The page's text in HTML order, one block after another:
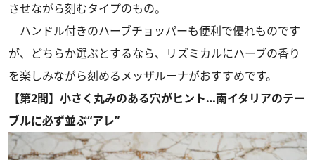
させながら刻むタイプのもの。
ハンドル付きのハーブチョッパーも便利で優れものです
が、どちらか選ぶとするなら、リズミカルにハーブの香り
を楽しみながら刻めるメッザルーナがおすすめです。
【第2問】小さく丸みのある穴がヒント…南イタリアのテー
ブルに必ず並ぶ“アレ”